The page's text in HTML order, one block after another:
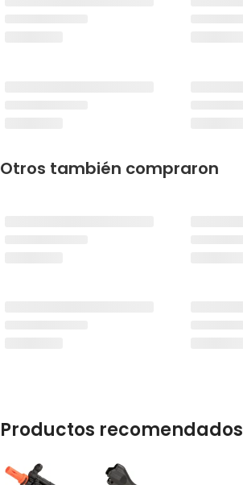
Otros también compraron
Productos recomendados